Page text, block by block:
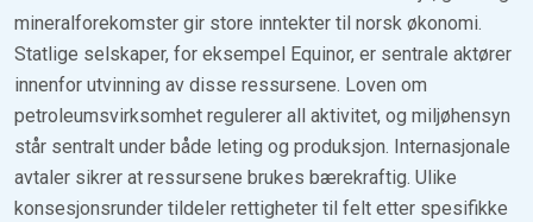
mineralforekomster gir store inntekter til norsk økonomi.
Statlige selskaper, for eksempel Equinor, er sentrale aktører
innenfor utvinning av disse ressursene. Loven om
petroleumsvirksomhet regulerer all aktivitet, og miljøhensyn
står sentralt under både leting og produksjon. Internasjonale
avtaler sikrer at ressursene brukes bærekraftig. Ulike
konsesjonsrunder tildeler rettigheter til felt etter spesifikke